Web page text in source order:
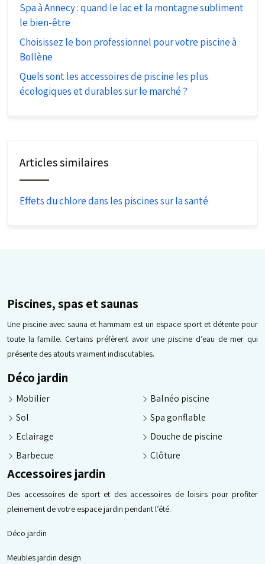
Spa à Annecy : quand le lac et la montagne subliment
le bien-être
Choisissez le bon professionnel pour votre piscine à
Bollène
Quels sont les accessoires de piscine les plus
écologiques et durables sur le marché ?
Articles similaires
Effets du chlore dans les piscines sur la santé
Piscines, spas et saunas
Une piscine avec sauna et hammam est un espace sport et détente pour
toute la famille. Certains préfèrent avoir une piscine d’eau de mer qui
présente des atouts vraiment indiscutables.
Déco jardin
Mobilier
Sol
Eclairage
Barbecue
Balnéo piscine
Spa gonflable
Douche de piscine
Clôture
Accessoires jardin
Des accessoires de sport et des accessoires de loisirs pour profiter
pleinement de votre espace jardin pendant l’été.
Déco jardin
Meubles jardin design